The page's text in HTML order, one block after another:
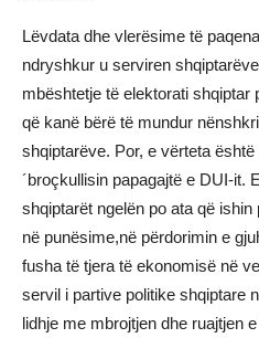
Lëvdata dhe vlerësime të
ndryshkur u serviren
mbështetje të elektorati shqiptar
që kanë bërë të mundur
shqiptarëve. Por, e vërteta
´broçkullisin papagajtë e DUI-it.
shqiptarët ngelën po ata që
në punësime,në përdorimin e
fusha të tjera të ekonomisë në
servil i partive politike shqiptare
lidhje me mbrojtjen dhe ruajtjen